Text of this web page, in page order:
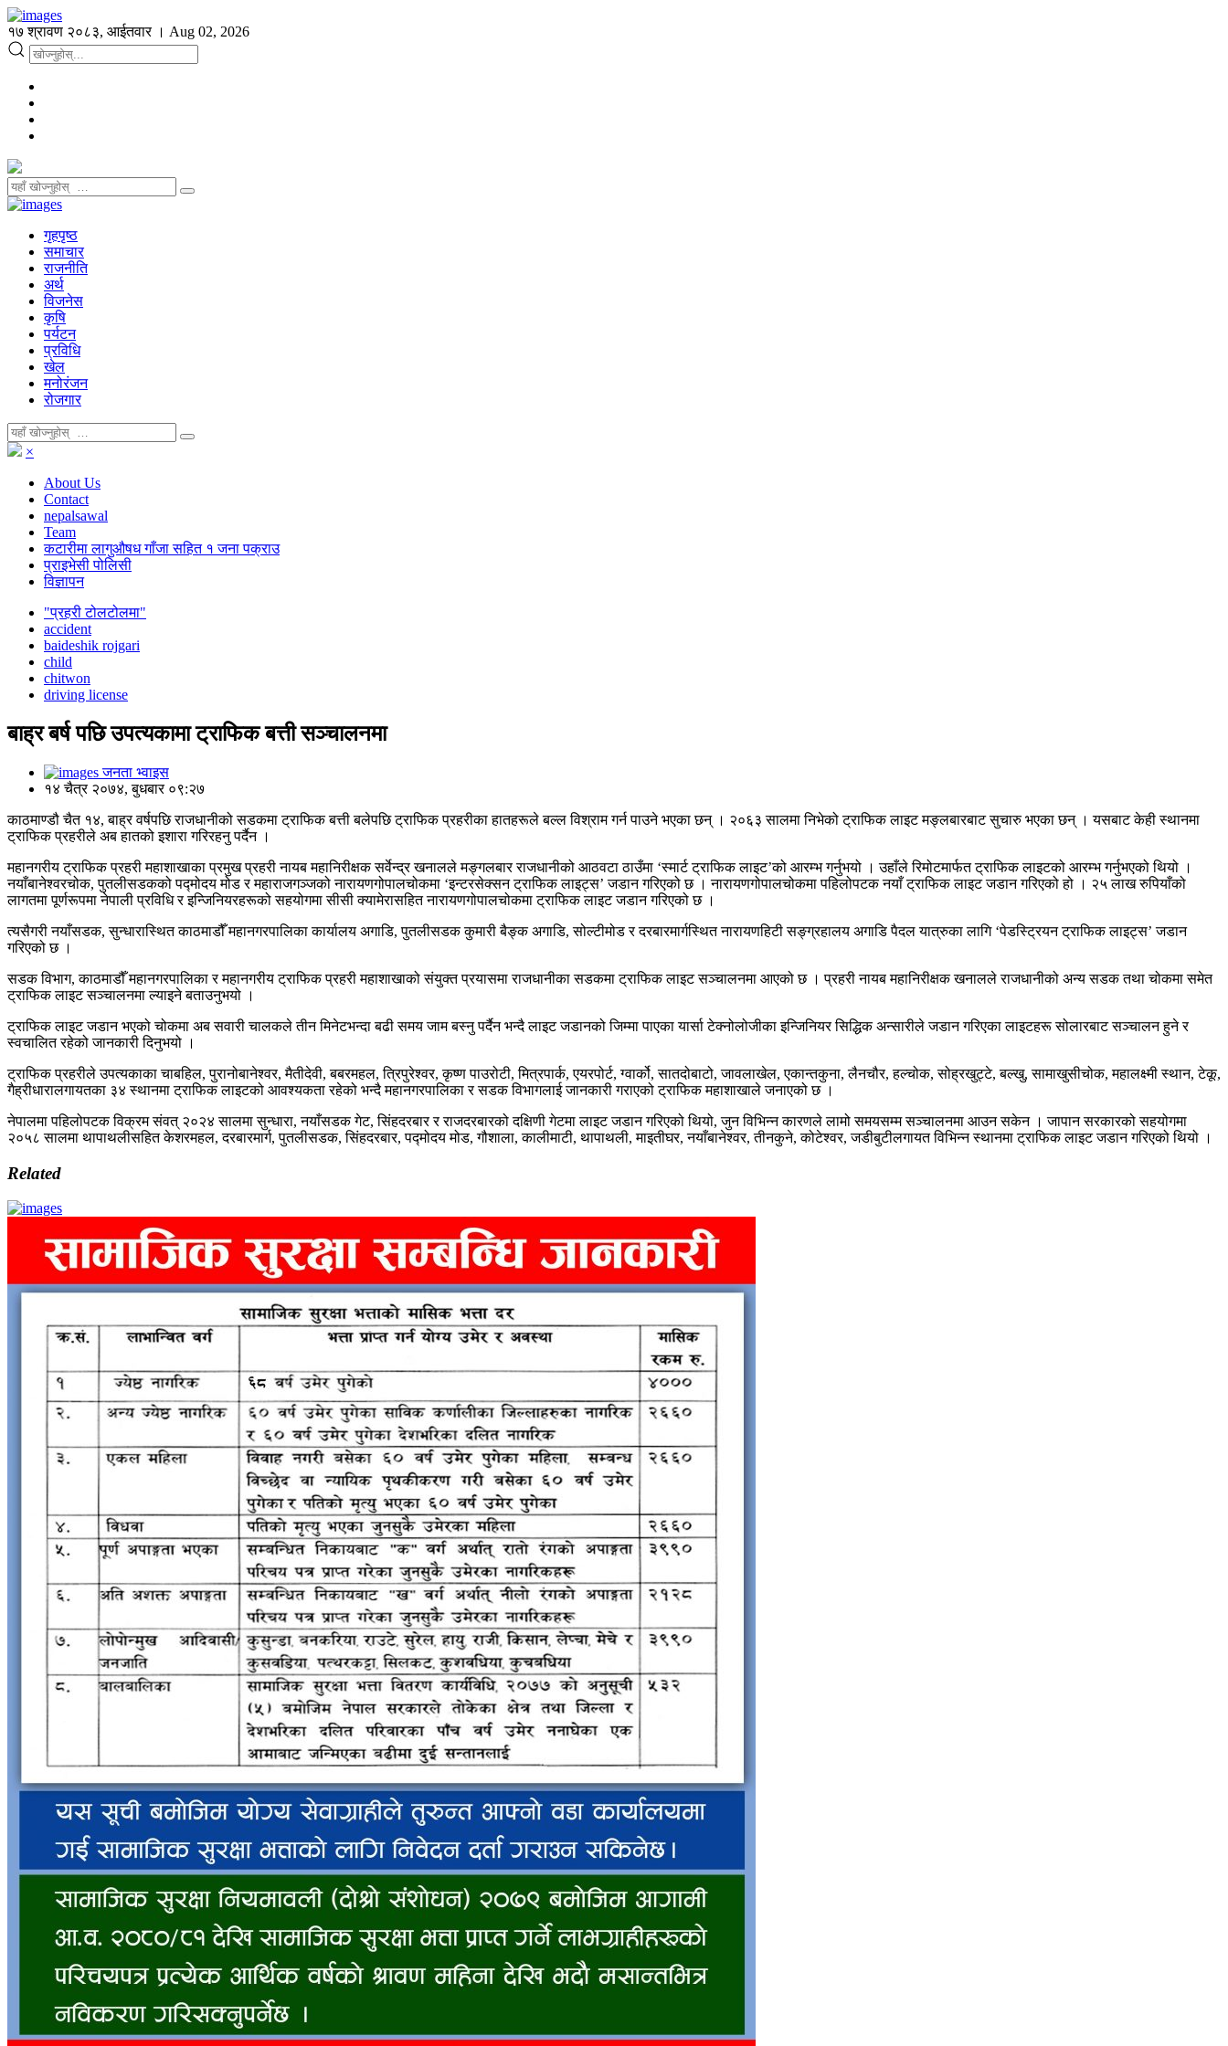
१७ श्रावण २०८३, आईतवार । Aug 02, 2026
गृहपृष्ठ
समाचार
राजनीति
अर्थ
विजनेस
कृषि
पर्यटन
प्रविधि
खेल
मनोरंजन
रोजगार
×
About Us
Contact
nepalsawal
Team
कटारीमा लागुऔषध गाँजा सहित १ जना पक्राउ
प्राइभेसी पोलिसी
विज्ञापन
"प्रहरी टोलटोलमा"
accident
baideshik rojgari
child
chitwon
driving license
बाह्र बर्ष पछि उपत्यकामा ट्राफिक बत्ती सञ्चालनमा
जनता भ्वाइस
१४ चैत्र २०७४, बुधबार ०९:२७
काठमाण्डौ चैत १४, बाह्र वर्षपछि राजधानीको सडकमा ट्राफिक बत्ती बलेपछि ट्राफिक प्रहरीका हातहरूले बल्ल विश्राम गर्न पाउने भएका छन् । २०६३ सालमा निभेको ट्राफिक लाइट मङ्लबारबाट सुचारु भएका छन् । यसबाट केही स्थानमा
ट्राफिक प्रहरीले अब हातको इशारा गरिरहनु पर्दैन ।
महानगरीय ट्राफिक प्रहरी महाशाखाका प्रमुख प्रहरी नायब महानिरीक्षक सर्वेन्द्र खनालले मङ्गलबार राजधानीको आठवटा ठाउँमा ‘स्मार्ट ट्राफिक लाइट’को आरम्भ गर्नुभयो । उहाँले रिमोटमार्फत ट्राफिक लाइटको आरम्भ गर्नुभएको थियो ।
नयाँबानेश्वरचोक, पुतलीसडकको पद्मोदय मोड र महाराजगञ्जको नारायणगोपालचोकमा ‘इन्टरसेक्सन ट्राफिक लाइट्स’ जडान गरिएको छ । नारायणगोपालचोकमा पहिलोपटक नयाँ ट्राफिक लाइट जडान गरिएको हो । २५ लाख रुपियाँको
लागतमा पूर्णरूपमा नेपाली प्रविधि र इन्जिनियरहरूको सहयोगमा सीसी क्यामेरासहित नारायणगोपालचोकमा ट्राफिक लाइट जडान गरिएको छ ।
त्यसैगरी नयाँसडक, सुन्धारास्थित काठमाडौँ महानगरपालिका कार्यालय अगाडि, पुतलीसडक कुमारी बैङ्क अगाडि, सोल्टीमोड र दरबारमार्गस्थित नारायणहिटी सङ्ग्रहालय अगाडि पैदल यात्रुका लागि ‘पेडस्ट्रियन ट्राफिक लाइट्स’ जडान
गरिएको छ ।
सडक विभाग, काठमाडौँ महानगरपालिका र महानगरीय ट्राफिक प्रहरी महाशाखाको संयुक्त प्रयासमा राजधानीका सडकमा ट्राफिक लाइट सञ्चालनमा आएको छ । प्रहरी नायब महानिरीक्षक खनालले राजधानीको अन्य सडक तथा चोकमा समेत
ट्राफिक लाइट सञ्चालनमा ल्याइने बताउनुभयो ।
ट्राफिक लाइट जडान भएको चोकमा अब सवारी चालकले तीन मिनेटभन्दा बढी समय जाम बस्नु पर्दैन भन्दै लाइट जडानको जिम्मा पाएका यार्सा टेक्नोलोजीका इन्जिनियर सिद्धिक अन्सारीले जडान गरिएका लाइटहरू सोलारबाट सञ्चालन हुने र
स्वचालित रहेको जानकारी दिनुभयो ।
ट्राफिक प्रहरीले उपत्यकाका चाबहिल, पुरानोबानेश्वर, मैतीदेवी, बबरमहल, त्रिपुरेश्वर, कृष्ण पाउरोटी, मित्रपार्क, एयरपोर्ट, ग्वार्को, सातदोबाटो, जावलाखेल, एकान्तकुना, लैनचौर, हल्चोक, सोह्रखुट्टे, बल्खु, सामाखुसीचोक, महालक्ष्मी स्थान, टेकू,
गैह्रीधारालगायतका ३४ स्थानमा ट्राफिक लाइटको आवश्यकता रहेको भन्दै महानगरपालिका र सडक विभागलाई जानकारी गराएको ट्राफिक महाशाखाले जनाएको छ ।
नेपालमा पहिलोपटक विक्रम संवत् २०२४ सालमा सुन्धारा, नयाँसडक गेट, सिंहदरबार र राजदरबारको दक्षिणी गेटमा लाइट जडान गरिएको थियो, जुन विभिन्न कारणले लामो समयसम्म सञ्चालनमा आउन सकेन । जापान सरकारको सहयोगमा
२०५८ सालमा थापाथलीसहित केशरमहल, दरबारमार्ग, पुतलीसडक, सिंहदरबार, पद्मोदय मोड, गौशाला, कालीमाटी, थापाथली, माइतीघर, नयाँबानेश्वर, तीनकुने, कोटेश्वर, जडीबुटीलगायत विभिन्न स्थानमा ट्राफिक लाइट जडान गरिएको थियो ।
Related